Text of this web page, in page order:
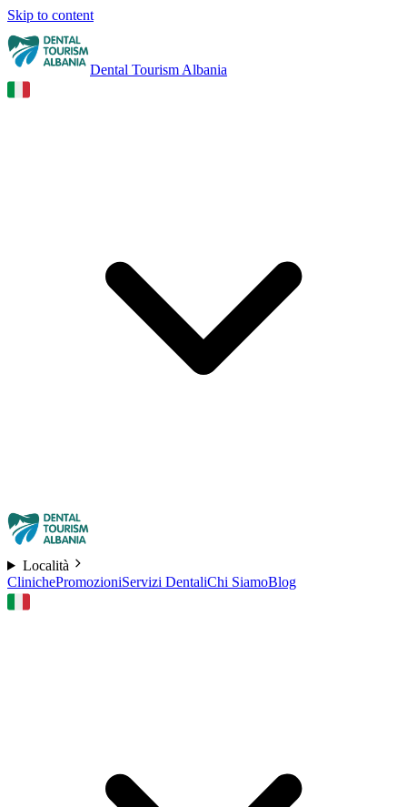
Skip to content
Dental Tourism Albania
Località
ClinichePromozioniServizi DentaliChi SiamoBlog